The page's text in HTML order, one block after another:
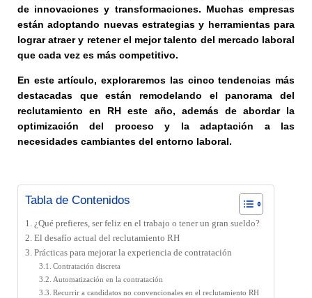
de innovaciones y transformaciones. Muchas empresas
están adoptando nuevas estrategias y herramientas para
lograr atraer y retener el mejor talento del mercado laboral
que cada vez es más competitivo.
En este artículo, exploraremos las cinco tendencias más
destacadas que están remodelando el panorama del
reclutamiento en RH este año, además de abordar la
optimización del proceso y la adaptación a las
necesidades cambiantes del entorno laboral.
Tabla de Contenidos
¿Qué prefieres, ser feliz en el trabajo o tener un gran sueldo?
El desafío actual del reclutamiento RH
Prácticas para mejorar la experiencia de contratación
Contratación discreta
Automatización en la contratación
Recurrir a candidatos no convencionales en el reclutamiento RH